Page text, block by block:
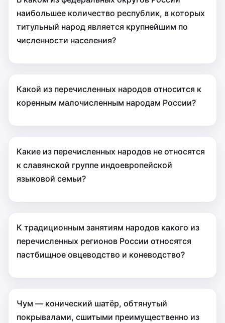
наибольшее количество республик, в которых
титульный народ является крупнейшим по
численности населения?
Какой из перечисленных народов относится к
коренным малочисленным народам России?
Какие из перечисленных народов не относятся
к славянской группе индоевропейской
языковой семьи?
К традиционным занятиям народов какого из
перечисленных регионов России относятся
пастбищное овцеводство и коневодство?
Чум — конический шатёр, обтянутый
покрывалами, сшитыми преимущественно из